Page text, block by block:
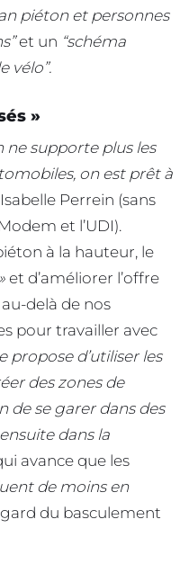
piéton et personnes
et un “schéma
vélo”.
»
ne supporte plus les
on est prêt à
Perrein (sans
et l’UDI).
à la hauteur, le
et d’améliorer l’offre
delà de nos
pour travailler avec
propose d’utiliser les
des zones de
de se garer dans des
dans la
avance que les
de moins en
du basculement